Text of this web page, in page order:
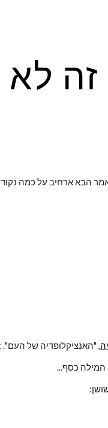
הבא ארחיב על כמה
, "האנציקלופדיה של העם".
המילה כסף...